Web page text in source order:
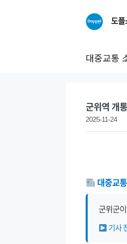
도플
대중교통
군위역 개
2025-11-24
대중교
군위군
기사